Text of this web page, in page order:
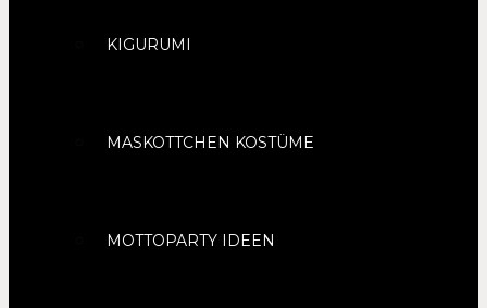
KIGURUMI
MASKOTTCHEN KOSTÜME
MOTTOPARTY IDEEN